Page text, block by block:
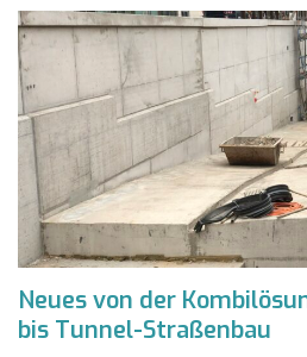
Neues von der
bis Tunnel-Straßenbau